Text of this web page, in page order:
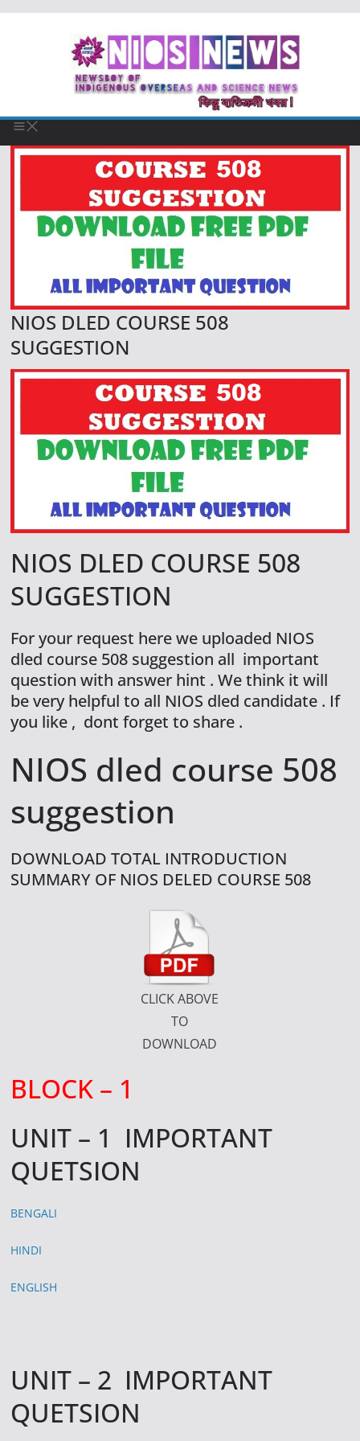
NIOS DLED COURSE 508
SUGGESTION
NIOS DLED COURSE 508
SUGGESTION
For your request here we uploaded NIOS
dled course 508 suggestion all important
question with answer hint . We think it will
be very helpful to all NIOS dled candidate . If
you like , dont forget to share .
NIOS dled course 508
suggestion
DOWNLOAD TOTAL INTRODUCTION
SUMMARY OF NIOS DELED COURSE 508
CLICK ABOVE
TO
DOWNLOAD
BLOCK – 1
UNIT – 1 IMPORTANT
QUETSION
BENGALI
HINDI
ENGLISH
UNIT – 2 IMPORTANT
QUETSION